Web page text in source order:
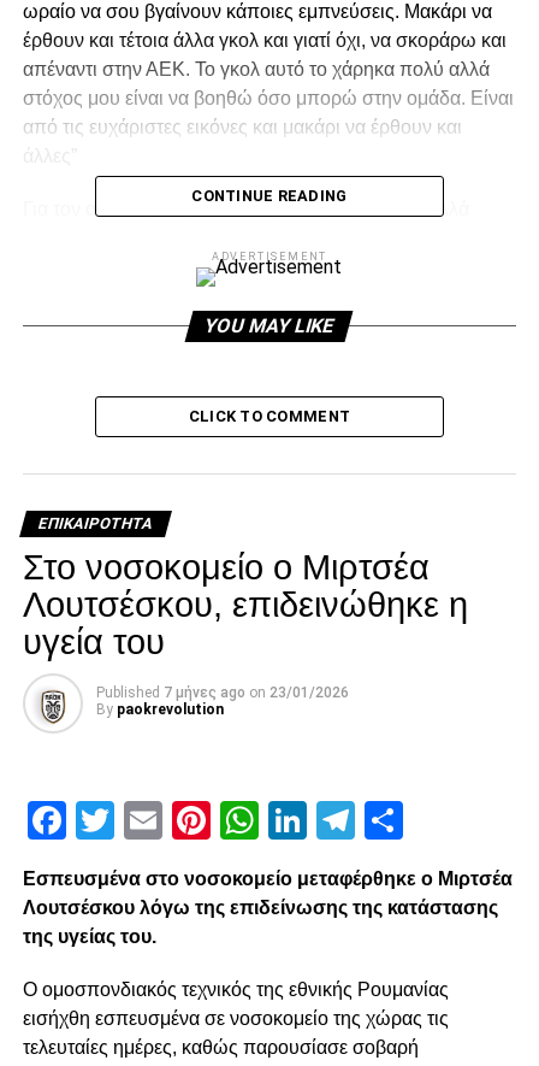
ωραίο να σου βγαίνουν κάποιες εμπνεύσεις. Μακάρι να
έρθουν και τέτοια άλλα γκολ και γιατί όχι, να σκοράρω και
απέναντι στην ΑΕΚ. Το γκολ αυτό το χάρηκα πολύ αλλά
στόχος μου είναι να βοηθώ όσο μπορώ στην ομάδα. Είναι
από τις ευχάριστες εικόνες και μακάρι να έρθουν και
Για τον αγώνα με την ΑΕΚ: “Εμείς τη σεβόμαστε αλλά
για να κερδίσουμε. Αν δώσουμε το 100% δε θα έχουμε
RELATED TOPICS:
UP NEXT
Άρης-ΠΑΟΚ : 1-3
«Έχουμε εμπιστοσύνη στην ομάδα μας»
CONTINUE READING
ADVERTISEMENT
YOU MAY LIKE
CLICK TO COMMENT
ΕΠΙΚΑΙΡΌΤΗΤΑ
Στο νοσοκομείο ο Μιρτσέα
Λουτσέσκου, επιδεινώθηκε η
υγεία του
Published 7 μήνες ago on 23/01/2026
By paokrevolution
Facebook
Twitter
EmailPinterest
WhatsApp
LinkedIn
Telegram
Εσπευσμένα στο νοσοκομείο μεταφέρθηκε ο Μιρτσέα
Λουτσέσκου λόγω της επιδείνωσης της κατάστασης
της υγείας του.
Ο ομοσπονδιακός τεχνικός της εθνικής Ρουμανίας
εισήχθη εσπευσμένα σε νοσοκομείο της χώρας τις
τελευταίες ημέρες, καθώς παρουσίασε σοβαρή